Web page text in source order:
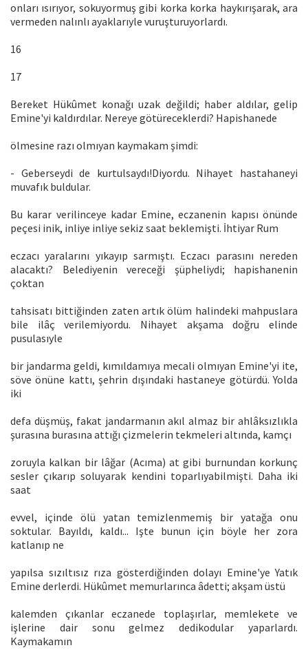
onları ısırıyor, sokuyormuş gibi korka korka haykırışarak, ara
vermeden nalınlı ayaklarıyle vuruşturuyorlardı.
16
17
Bereket Hükûmet konağı uzak değildi; haber aldılar, gelip
Emine'yi kaldırdılar. Nereye götüreceklerdi? Hapishanede
ölmesine razı olmıyan kaymakam şimdi:
- Geberseydi de kurtulsaydı!Diyordu. Nihayet hastahaneyi
muvafık buldular.
Bu karar verilinceye kadar Emine, eczanenin kapısı önünde
peçesi inik, inliye inliye sekiz saat beklemişti. İhtiyar Rum
eczacı yaralarını yıkayıp sarmıştı. Eczacı parasını nereden
alacaktı? Belediyenin vereceği şüpheliydi; hapishanenin
çoktan
tahsisatı bittiğinden zaten artık ölüm halindeki mahpuslara
bile ilâç verilemiyordu. Nihayet akşama doğru elinde
pusulasıyle
bir jandarma geldi, kımıldamıya mecali olmıyan Emine'yi ite,
söve önüne kattı, şehrin dışındaki hastaneye götürdü. Yolda
iki
defa düşmüş, fakat jandarmanın akıl almaz bir ahlâksızlıkla
şurasına burasına attığı çizmelerin tekmeleri altında, kamçı
zoruyla kalkan bir lâğar (Acıma) at gibi burnundan korkunç
sesler çıkarıp soluyarak kendini toparlıyabilmişti. Daha iki
saat
evvel, içinde ölü yatan temizlenmemiş bir yatağa onu
soktular. Bayıldı, kaldı... Işte bunun için böyle her zora
katlanıp ne
yapılsa sızıltısız rıza gösterdiğinden dolayı Emine'ye Yatık
Emine derlerdi. Hükûmet memurlarınca âdetti; akşam üstü
kalemden çıkanlar eczanede toplaşırlar, memlekete ve
işlerine dair sonu gelmez dedikodular yaparlardı.
Kaymakamın